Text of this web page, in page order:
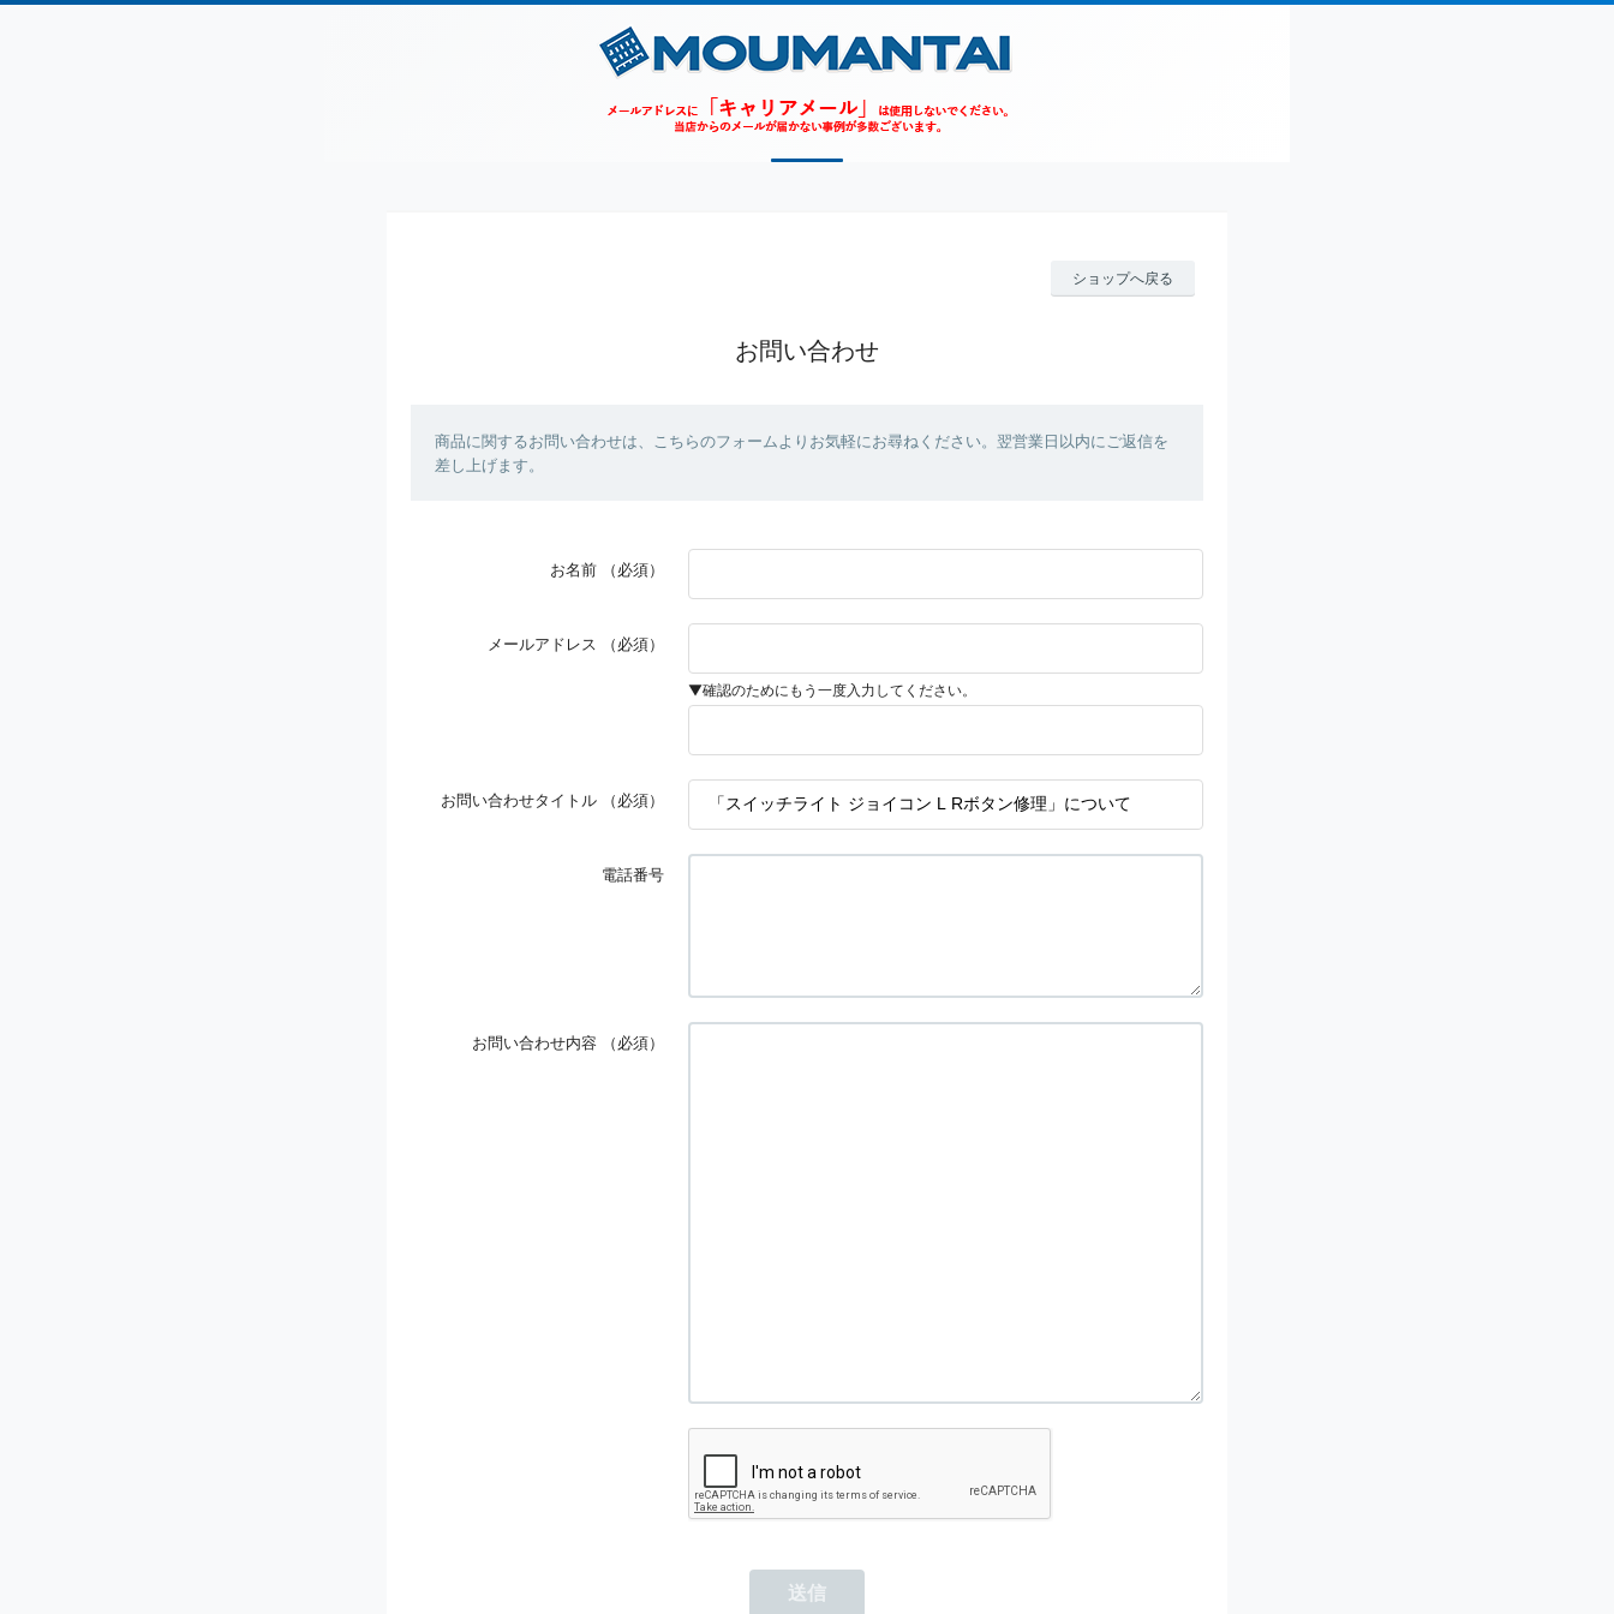
ショップへ戻る
お問い合わせ
商品に関するお問い合わせは、こちらのフォームよりお気軽にお尋ねください。翌営業日以内にご返信を
差し上げます。
お名前 （必須）
メールアドレス （必須）
▼確認のためにもう一度入力してください。
お問い合わせタイトル （必須）
電話番号
お問い合わせ内容 （必須）